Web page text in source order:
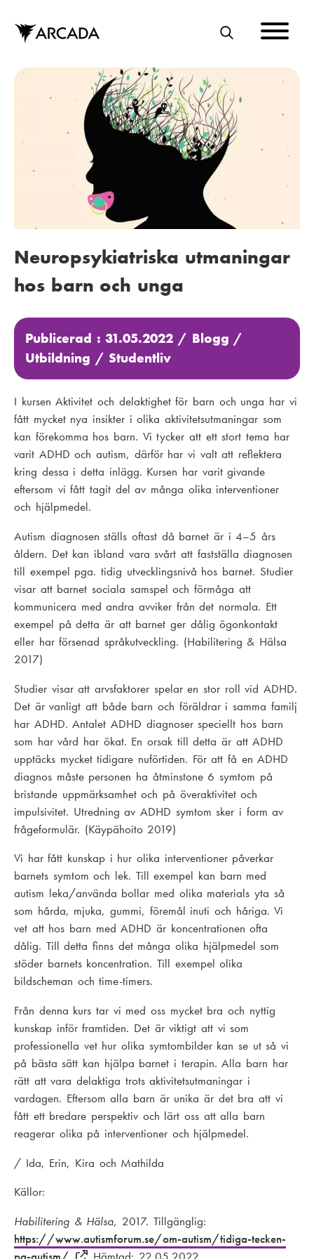
huvudinnehåll
S
K
Neuropsykiatriska utmaningar
hos barn och unga
Publicerad : 31.05.2022 / Blogg /
Utbildning / Studentliv
I kursen Aktivitet och delaktighet för barn och unga har vi
fått mycket nya insikter i olika aktivitetsutmaningar som
kan förekomma hos barn. Vi tycker att ett stort tema har
varit ADHD och autism, därför har vi valt att reflektera
kring dessa i detta inlägg. Kursen har varit givande
eftersom vi fått tagit del av många olika interventioner
och hjälpmedel.
Autism diagnosen ställs oftast då barnet är i 4–5 års
åldern. Det kan ibland vara svårt att fastställa diagnosen
till exempel pga. tidig utvecklingsnivå hos barnet. Studier
visar att barnet sociala samspel och förmåga att
kommunicera med andra avviker från det normala. Ett
exempel på detta är att barnet ger dålig ögonkontakt
eller har försenad språkutveckling. (Habilitering & Hälsa
2017)
Studier visar att arvsfaktorer spelar en stor roll vid ADHD.
Det är vanligt att både barn och föräldrar i samma familj
har ADHD. Antalet ADHD diagnoser speciellt hos barn
som har vård har ökat. En orsak till detta är att ADHD
upptäcks mycket tidigare nuförtiden. För att få en ADHD
diagnos måste personen ha åtminstone 6 symtom på
bristande uppmärksamhet och på överaktivitet och
impulsivitet. Utredning av ADHD symtom sker i form av
frågeformulär. (Käypähoito 2019)
Vi har fått kunskap i hur olika interventioner påverkar
barnets symtom och lek. Till exempel kan barn med
autism leka/använda bollar med olika materials yta så
som hårda, mjuka, gummi, föremål inuti och håriga. Vi
vet att hos barn med ADHD är koncentrationen ofta
dålig. Till detta finns det många olika hjälpmedel som
stöder barnets koncentration. Till exempel olika
bildscheman och time-timers.
Från denna kurs tar vi med oss mycket bra och nyttig
kunskap inför framtiden. Det är viktigt att vi som
professionella vet hur olika symtombilder kan se ut så vi
på bästa sätt kan hjälpa barnet i terapin. Alla barn har
rätt att vara delaktiga trots aktivitetsutmaningar i
vardagen. Eftersom alla barn är unika är det bra att vi
fått ett bredare perspektiv och lärt oss att alla barn
reagerar olika på interventioner och hjälpmedel.
/ Ida, Erin, Kira och Mathilda
Källor:
Habilitering & Hälsa, 2017. Tillgänglig:
https://www.autismforum.se/om-autism/tidiga-tecken-